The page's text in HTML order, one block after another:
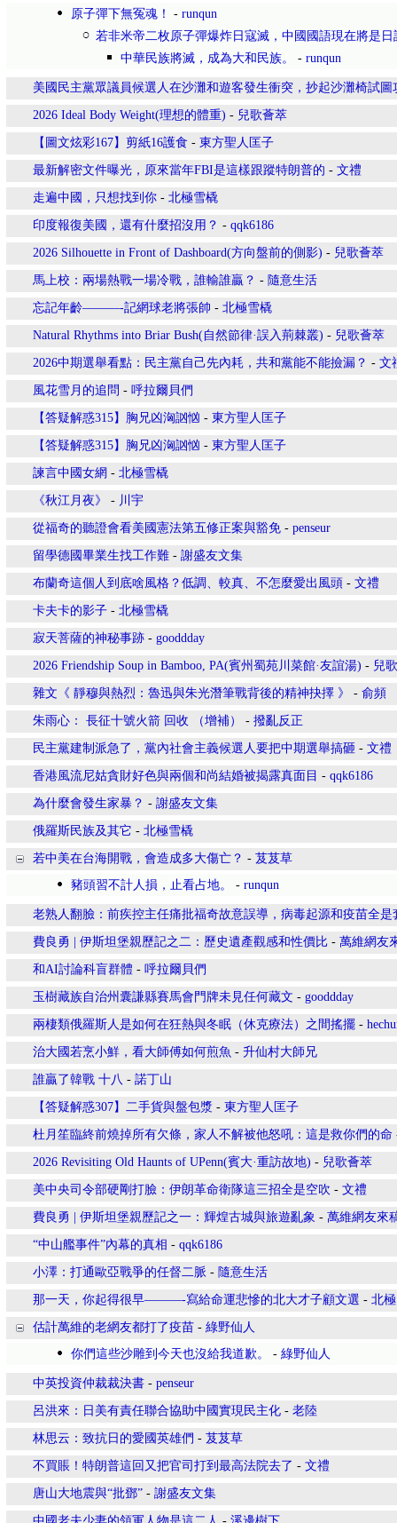
原子彈下無冤魂！
- runqun
若非米帝二枚原子彈爆炸日寇滅，中國國語現在將是日
中華民族將滅，成為大和民族。
- runqun
美國民主黨眾議員候選人在沙灘和遊客發生衝突，抄起沙灘椅試圖
2026 Ideal Body Weight(理想的體重) - 兒歌薈萃
【圖文炫彩167】剪紙16護食 - 東方聖人匡子
最新解密文件曝光，原來當年FBI是這樣跟蹤特朗普的 - 文禮
走遍中國，只想找到你 - 北極雪橇
印度報復美國，還有什麼招沒用？ - qqk6186
2026 Silhouette in Front of Dashboard(方向盤前的側影) - 兒歌薈萃
馬上校：兩場熱戰一場冷戰，誰輸誰贏？ - 隨意生活
忘記年齡———-記網球老將張帥 - 北極雪橇
Natural Rhythms into Briar Bush(自然節律·誤入荊棘叢) - 兒歌薈萃
2026中期選舉看點：民主黨自己先內耗，共和黨能不能撿漏？ - 文
風花雪月的追問 - 呼拉爾貝們
【答疑解惑315】胸兄凶洶訩忷 - 東方聖人匡子
【答疑解惑315】胸兄凶洶訩忷 - 東方聖人匡子
諫言中國女網 - 北極雪橇
《秋江月夜》 - 川宇
從福奇的聽證會看美國憲法第五修正案與豁免 - penseur
留學德國畢業生找工作難 - 謝盛友文集
布蘭奇這個人到底啥風格？低調、較真、不怎麼愛出風頭 - 文禮
卡夫卡的影子 - 北極雪橇
寂天菩薩的神秘事跡 - gooddday
2026 Friendship Soup in Bamboo, PA(賓州蜀苑川菜館·友誼湯) - 兒
雜文《 靜穆與熱烈：魯迅與朱光潛筆戰背後的精神抉擇 》 - 俞頻
朱雨心： 長征十號火箭 回收 （增補） - 撥亂反正
民主黨建制派急了，黨內社會主義候選人要把中期選舉搞砸 - 文禮
香港風流尼姑貪財好色與兩個和尚結婚被揭露真面目 - qqk6186
為什麼會發生家暴？ - 謝盛友文集
俄羅斯民族及其它 - 北極雪橇
若中美在台海開戰，會造成多大傷亡？ - 芨芨草
豬頭習不計人損，止看占地。
- runqun
老熟人翻臉：前疾控主任痛批福奇故意誤導，病毒起源和疫苗全是
費良勇 | 伊斯坦堡親歷記之二：歷史遺產觀感和性價比 - 萬維網友
和AI討論科盲群體 - 呼拉爾貝們
玉樹藏族自治州囊謙縣賽馬會門牌未見任何藏文 - gooddday
兩棲類俄羅斯人是如何在狂熱與冬眠（休克療法）之間搖擺 -
治大國若烹小鮮，看大師傅如何煎魚 - 升仙村大師兄
誰贏了韓戰 十八 - 諾丁山
【答疑解惑307】二手貨與盤包漿 - 東方聖人匡子
杜月笙臨終前燒掉所有欠條，家人不解被他怒吼：這是救你們的命
2026 Revisiting Old Haunts of UPenn(賓大·重訪故地) - 兒歌薈萃
美中央司令部硬剛打臉：伊朗革命衛隊這三招全是空吹 - 文禮
費良勇 | 伊斯坦堡親歷記之一：輝煌古城與旅遊亂象 - 萬維網友來
“中山艦事件”內幕的真相 - qqk6186
小澤：打通歐亞戰爭的任督二脈 - 隨意生活
那一天，你起得很早———-寫給命運悲慘的北大才子顧文選 - 北
估計萬維的老網友都打了疫苗 - 綠野仙人
你們這些沙雕到今天也沒給我道歉。
- 綠野仙人
中英投資仲裁裁決書 - penseur
呂洪來：日美有責任聯合協助中國實現民主化 - 老陸
林思云：致抗日的愛國英雄們 - 芨芨草
不買賬！特朗普這回又把官司打到最高法院去了 - 文禮
唐山大地震與“批鄧” - 謝盛友文集